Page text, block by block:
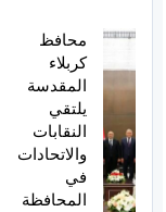
محافظ
كربلاء
المقدسة
يلتقي
النقابات
والاتحادات
في
المحافظة